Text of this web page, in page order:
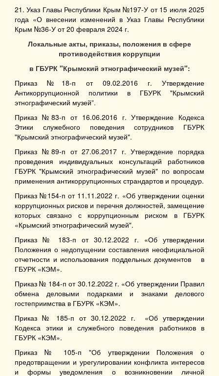
21. Указ Главы Республики Крым №197-У от 15 июля 2025
года «О внесении изменений в Указ Главы Республики
Крым №36-У от 20 февраля 2024 г.
Локальные акты, приказы, положения в сфере
противодействия коррупции
в ГБУРК "Крымский этнографический музей":
Приказ №18-п от 09.02.2016 г. Утверждение
Антикоррупционной политики в ГБУРК "Крымский
этнографический музей".
Приказ №83-п от 16.06.2016 г. Утверждение Кодекса
Этики служебного поведения сотрудников ГБУРК
"Крымский этнографический музей".
Приказ №89-п от 27.06.2017 г. Утверждение порядка
проведения индивидуальных консультаций работников
ГБУРК "Крымский этнографический музей" по вопросам
применения антикоррупционных страндартов и процедур.
Приказ №154-п от 11.11.2022 г. «Об утверждении оценки
коррупционных рисков и перечня должностей, замещение
которых связано с коррупционным риском в ГБУРК
«Крымский этнографический музей".
Приказ № 183-п от 30.12.2022 г. «Об утверждении
Положения о недопущении составления неофициальной
отчетности и использования поддельных документов в
ГБУРК «КЭМ».
Приказ № 184-п от 30.12.2022 г. «Об утверждении Правил
обмена деловыми подарками и знаками делового
гостеприимства в ГБУРК «КЭМ».
Приказ № 185-п от 30.12.2022 г. «Об утверждении
Кодекса этики и служебного поведения работников в
ГБУРК «КЭМ».
Приказ № 105-п "Об утверждении Положения о
предотвращении и урегулировании конфликта интересов
и формы уведомления о возникновении личной